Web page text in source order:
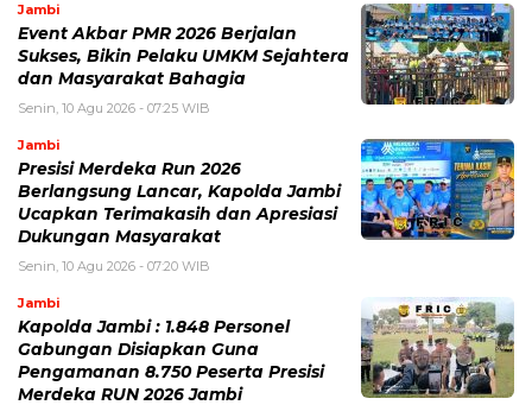
Jambi
Event Akbar PMR 2026 Berjalan
Sukses, Bikin Pelaku UMKM Sejahtera
dan Masyarakat Bahagia
Senin, 10 Agu 2026 - 07:25 WIB
Jambi
Presisi Merdeka Run 2026
Berlangsung Lancar, Kapolda Jambi
Ucapkan Terimakasih dan Apresiasi
Dukungan Masyarakat
Senin, 10 Agu 2026 - 07:20 WIB
Jambi
Kapolda Jambi : 1.848 Personel
Gabungan Disiapkan Guna
Pengamanan 8.750 Peserta Presisi
Merdeka RUN 2026 Jambi